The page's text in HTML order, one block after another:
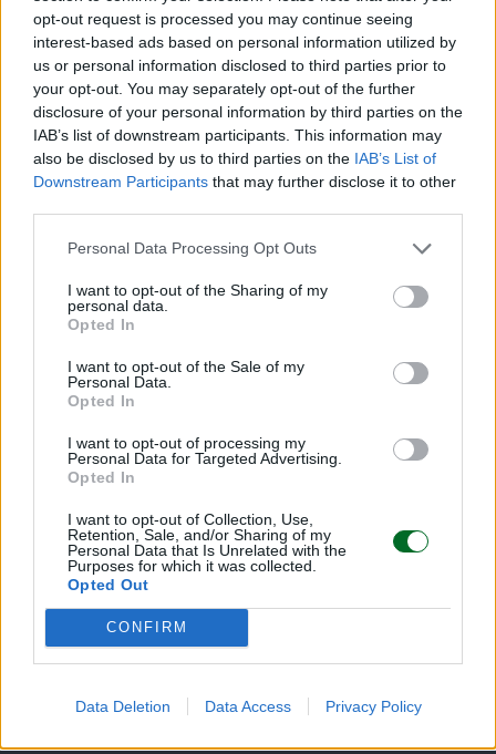
opt-out request is processed you may continue seeing
interest-based ads based on personal information utilized by
us or personal information disclosed to third parties prior to
your opt-out. You may separately opt-out of the further
disclosure of your personal information by third parties on the
IAB’s list of downstream participants. This information may
also be disclosed by us to third parties on the IAB’s List of
Downstream Participants that may further disclose it to other
Personal Data Processing Opt Outs
I want to opt-out of the Sharing of my
personal data.
Opted In
I want to opt-out of the Sale of my
Personal Data.
Opted In
I want to opt-out of processing my
Personal Data for Targeted Advertising.
Opted In
I want to opt-out of Collection, Use,
Retention, Sale, and/or Sharing of my
Personal Data that Is Unrelated with the
Purposes for which it was collected.
Opted Out
CONFIRM
Data Deletion Data Access Privacy Policy
Ferragosto al museo: ingresso gratis alle
Gallerie d'Italia di Intesa Sanpaolo
Emanuela Meucci
ECONOMIA POLITICA
Meta, nuova maxi multa da 567 milioni per
i danni ai minori
MULTIMEDIA
IMPRESA E MANAGEMENT
Coral Sul, la nave dell'Eni al largo del
Mozambico
Fausto Biloslavo